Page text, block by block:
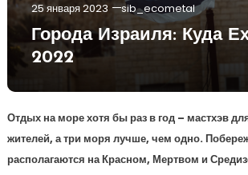
25 января 2023 sib_ecometal
Города Израиля: Куда
2022
Отдых на море хотя бы раз в год – мастхэв
жителей, а три моря лучше, чем одно.
располагаются на Красном, Мертвом и